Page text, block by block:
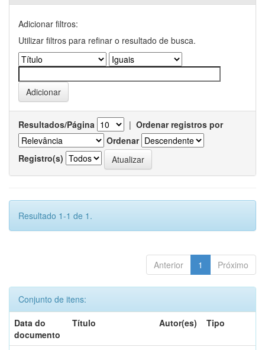
Adicionar filtros:
Utilizar filtros para refinar o resultado de busca.
Resultados/Página | Ordenar registros por
Ordenar
Registro(s)
Resultado 1-1 de 1.
Anterior 1 Próximo
Conjunto de itens:
Data do
documento
Título Autor(es) Tipo